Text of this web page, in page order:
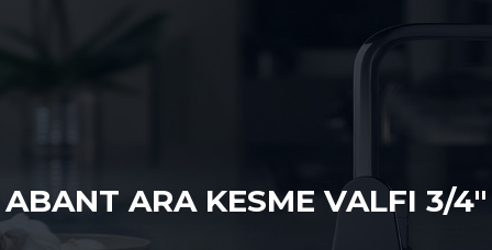
ABANT ARA KESME VALFI 3/4"